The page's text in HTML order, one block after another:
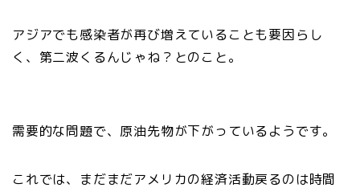
アジアでも感染者が再び増えていることも要因らし
く、第二波くるんじゃね？とのこと。
需要的な問題で、原油先物が下がっているようです。
これでは、まだまだアメリカの経済活動戻るのは時間